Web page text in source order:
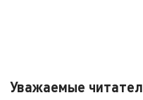
Уважаемые